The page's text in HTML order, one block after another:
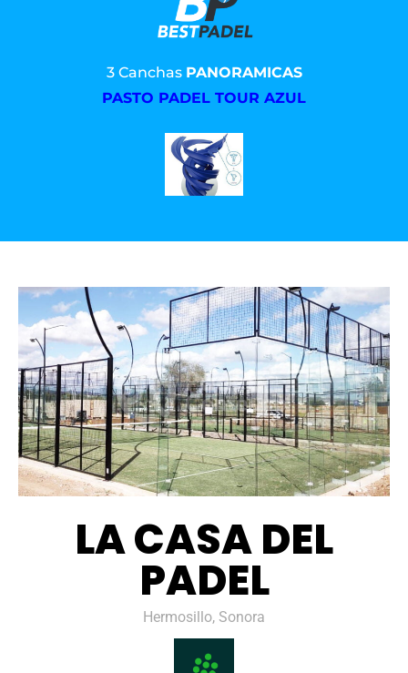
3 Canchas PANORAMICAS
PASTO PADEL TOUR AZUL
LA CASA DEL
PADEL
Hermosillo, Sonora